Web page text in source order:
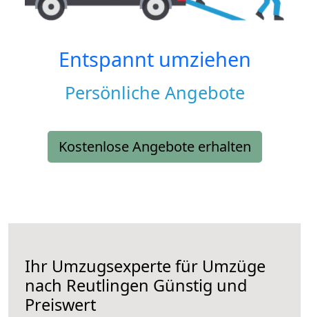
Entspannt umziehen
Persönliche Angebote
Kostenlose Angebote erhalten
Ihr Umzugsexperte für Umzüge
nach Reutlingen Günstig und
Preiswert